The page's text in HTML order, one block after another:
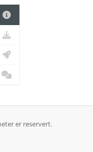
er reservert.